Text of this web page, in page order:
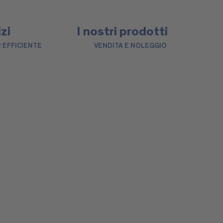
EFFICIENTE
I nostri prodotti
VENDITA E NOLEGGIO